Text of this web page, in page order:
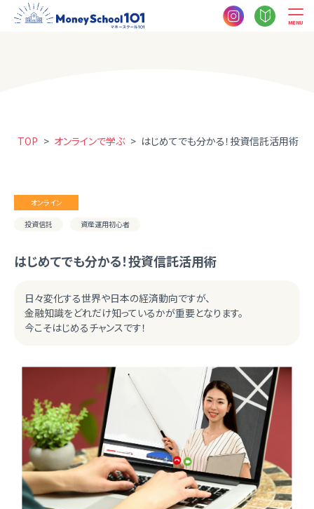
MENU
TOP > オンラインで学ぶ > はじめてでも分かる！投資信託活用術
オンライン
投資信託 資産運用初心者
はじめてでも分かる！投資信託活用術
日々変化する世界や日本の経済動向ですが、
金融知識をどれだけ知っているかが重要となります。
今こそはじめるチャンスです！